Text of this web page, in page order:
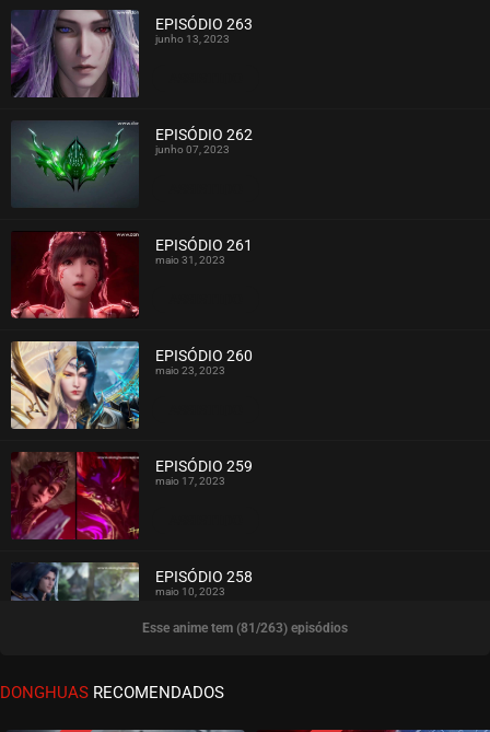
EPISÓDIO 263
junho 13, 2023
EPISÓDIO 262
junho 07, 2023
EPISÓDIO 261
maio 31, 2023
EPISÓDIO 260
maio 23, 2023
EPISÓDIO 259
maio 17, 2023
ASSISTIDO
EPISÓDIO 258
maio 10, 2023
EPISÓDIO 257
Esse anime tem (81/263) episódios
DONGHUAS RECOMENDADOS